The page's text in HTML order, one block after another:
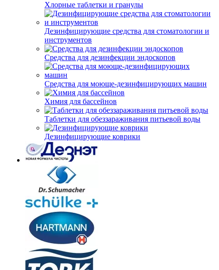
Хлорные таблетки и гранулы
Дезинфицирующие средства для стоматологии и
инструментов
Средства для дезинфекции эндоскопов
Средства для моюще-дезинфицирующих машин
Химия для бассейнов
Таблетки для обеззараживания питьевой воды
Дезинфицирующие коврики